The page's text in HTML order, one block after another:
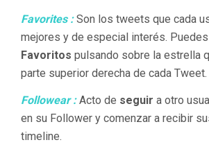
Favorites : Son los tweets que cada
mejores y de especial interés.
Favoritos pulsando sobre la estrella
parte superior derecha de cada Tweet.
Followear : Acto de seguir a otro
en su Follower y comenzar a recibir
timeline.